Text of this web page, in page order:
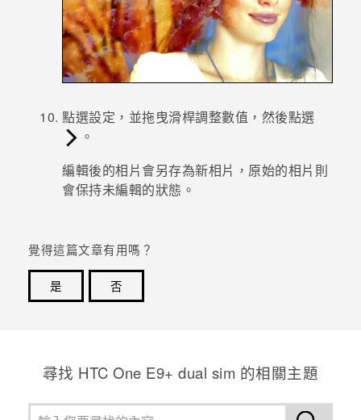
點選設定，並拖曳滑桿調整數值，然後點選
。
編輯後的相片會另存為新相片，原始的相片則
會保持未編輯的狀態。
覺得這篇文章有用嗎？
是
否
尋找 HTC One E9+ dual sim 的相關主題